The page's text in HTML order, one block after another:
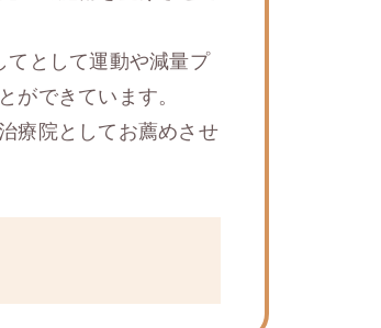
てとして運動や減量プ
ができています。
療院としてお薦めさせ